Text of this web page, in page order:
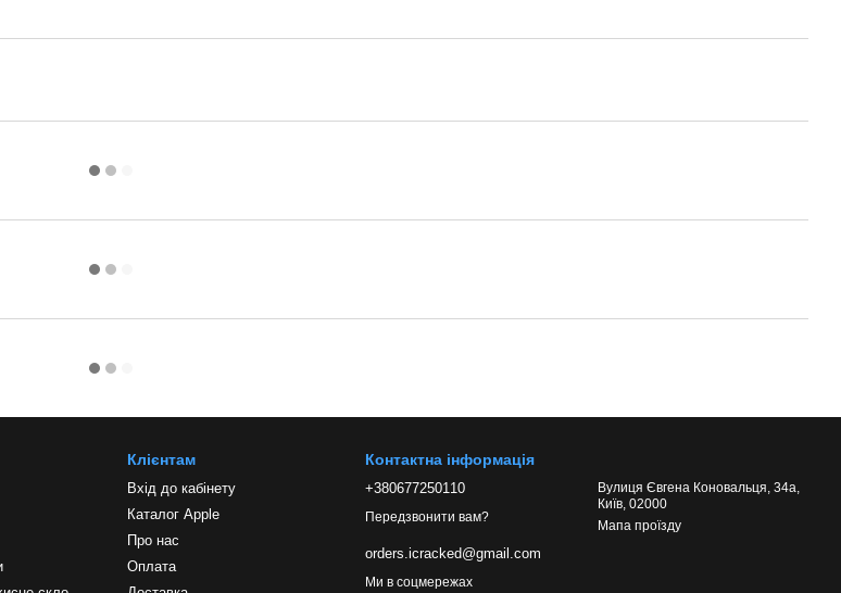
Клієнтам
Вхід до кабінету
Каталог Apple
Про нас
Оплата
Контактна інформація
+380677250110
Передзвонити вам?
orders.icracked@gmail.com
Вулиця Євгена Коновальця, 34а,
Київ, 02000
Мапа проїзду
Ми в соцмережах